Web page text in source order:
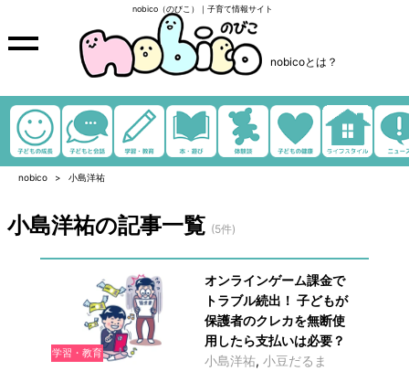
nobico（のびこ）｜子育て情報サイト
nobicoとは？
nobico 小島洋祐
小島洋祐の記事一覧 (5件)
学習・教育
オンラインゲーム課金で
トラブル続出！ 子どもが
保護者のクレカを無断使
用したら支払いは必要？
小島洋祐, 小豆だるま